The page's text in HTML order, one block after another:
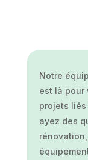
Notre
est là pour
projets
ayez des